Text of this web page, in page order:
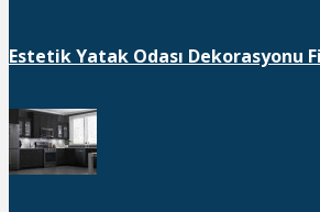
Estetik Yatak Odası Dekorasyonu